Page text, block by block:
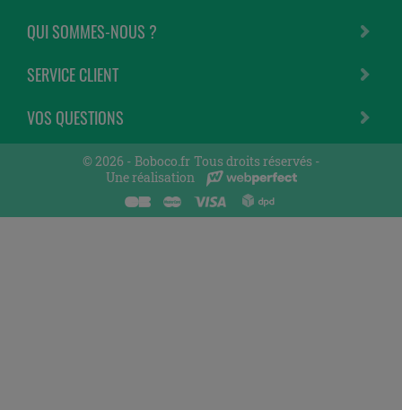
QUI SOMMES-NOUS ?
SERVICE CLIENT
VOS QUESTIONS
© 2026 - Boboco.fr Tous droits réservés -
Une réalisation